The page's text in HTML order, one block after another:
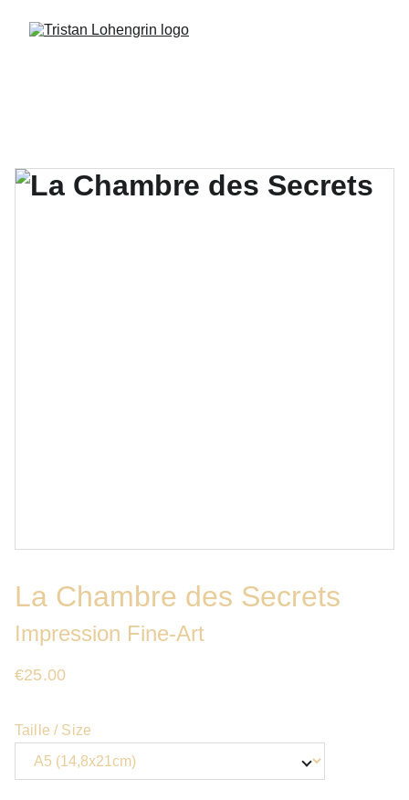
La Chambre des Secrets
Impression Fine-Art
€25.00
Taille / Size